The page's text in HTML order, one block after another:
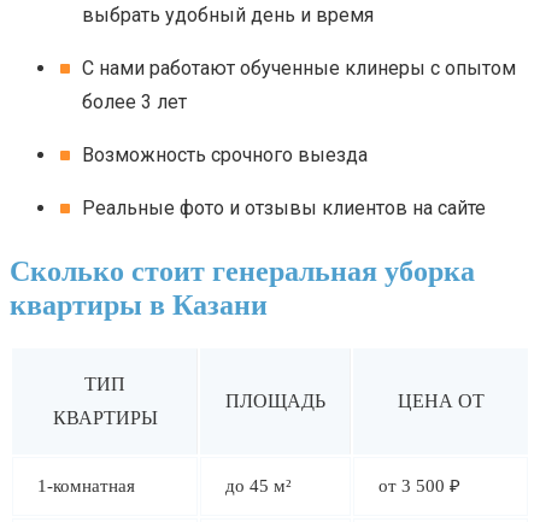
выбрать удобный день и время
С нами работают обученные клинеры с опытом
более 3 лет
Возможность срочного выезда
Реальные фото и отзывы клиентов на сайте
Сколько стоит генеральная уборка
квартиры в Казани
ТИП
КВАРТИРЫ
ПЛОЩАДЬ ЦЕНА ОТ
1-комнатная до 45 м² от 3 500 ₽